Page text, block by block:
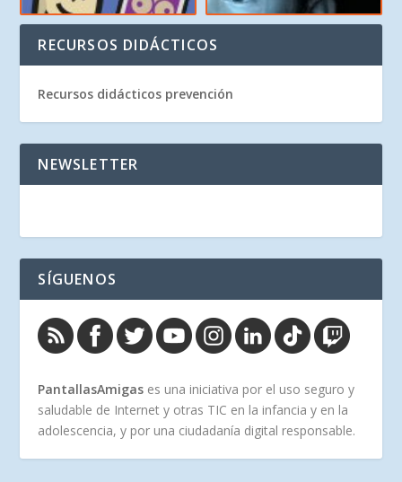
RECURSOS DIDÁCTICOS
Recursos didácticos prevención
NEWSLETTER
SÍGUENOS
PantallasAmigas es una iniciativa por el uso seguro y
saludable de Internet y otras TIC en la infancia y en la
adolescencia, y por una ciudadanía digital responsable.